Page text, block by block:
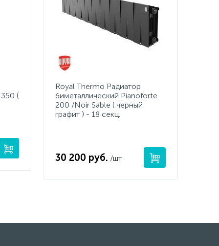
(
Royal Thermo Радиатор
биметаллический Pianoforte
200 /Noir Sable ( черный
графит ) - 18 секц.
30 200 руб. /шт